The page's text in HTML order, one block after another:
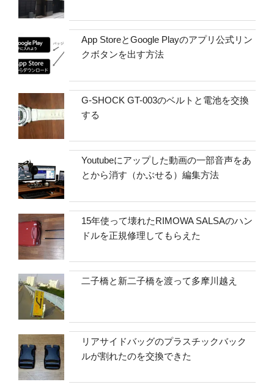
App StoreとGoogle Playのアプリ公式リン
クボタンを出す方法
G-SHOCK GT-003のベルトと電池を交換
する
Youtubeにアップした動画の一部音声をあ
とから消す（かぶせる）編集方法
15年使って壊れたRIMOWA SALSAのハン
ドルを正規修理してもらえた
二子橋と新二子橋を渡って多摩川越え
リアサイドバッグのプラスチックバック
ルが割れたのを交換できた